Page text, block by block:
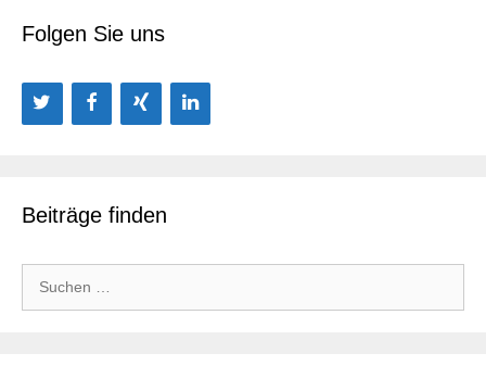
Folgen Sie uns
Beiträge finden
Suchen